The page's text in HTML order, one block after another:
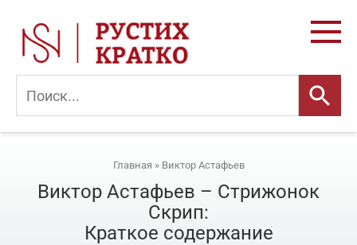
контенту
Главная » Виктор Астафьев
Виктор Астафьев – Стрижонок
Скрип:
Краткое содержание